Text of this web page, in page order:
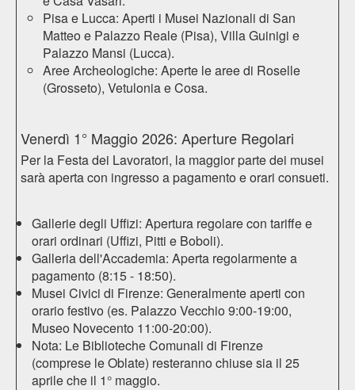
Pisa e Lucca: Aperti i Musei Nazionali di San
Matteo e Palazzo Reale (Pisa), Villa Guinigi e
Palazzo Mansi (Lucca).
Aree Archeologiche: Aperte le aree di Roselle
(Grosseto), VetuloniaeCosa.
Venerdì 1° Maggio 2026: Aperture Regolari
Per la Festa dei Lavoratori, la maggior parte dei musei
sarà aperta con ingresso a pagamento e orari consueti.
Gallerie degli Uffizi: Apertura regolare con tariffe e
orari ordinari (Uffizi, Pitti e Boboli).
Galleria dell'Accademia: Aperta regolarmente a
pagamento (8:15 - 18:50).
Musei Civici di Firenze: Generalmente aperti con
orario festivo (es. Palazzo Vecchio 9:00-19:00,
Museo Novecento 11:00-20:00).
Nota: Le Biblioteche Comunali di Firenze
(comprese leOblate) resteranno chiuse sia il 25
aprile che il 1° maggio.